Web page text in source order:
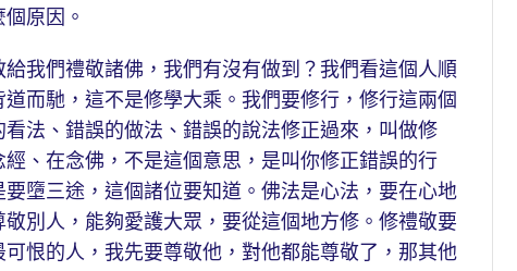
原因。
們禮敬諸佛，我們有沒有做到？我們看這個人順
而馳，這不是修學大乘。我們要修行，修行這兩個
法、錯誤的做法、錯誤的說法修正過來，叫做修
、在念佛，不是這個意思，是叫你修正錯誤的行
墮三途，這個諸位要知道。佛法是心法，要在心地
別人，能夠愛護大眾，要從這個地方修。修禮敬要
恨的人，我先要尊敬他，對他都能尊敬了，那其他